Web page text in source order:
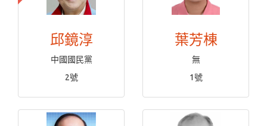
邱鏡淳
中國國民黨
2號
葉芳棟
無
1號